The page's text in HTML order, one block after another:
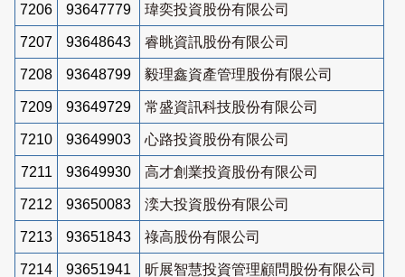
7206 93647779 瑋奕投資股份有限公司
7207 93648643 睿眺資訊股份有限公司
7208 93648799 毅理鑫資產管理股份有限公司
7209 93649729 常盛資訊科技股份有限公司
7210 93649903 心路投資股份有限公司
7211 93649930 高才創業投資股份有限公司
7212 93650083 湙大投資股份有限公司
7213 93651843 祿高股份有限公司
7214 93651941 昕展智慧投資管理顧問股份有限公司